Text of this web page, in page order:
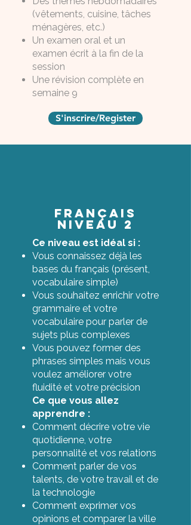
(vêtements, cuisine, tâches
ménagères, etc.)
Un examen oral et un
examen écrit à la fin de la
session
Une révision complète en
semaine 9
S'inscrire/Register
Français
niveau 2
Ce niveau est idéal si :
Vous connaissez déjà les
bases du français (présent,
vocabulaire simple)
Vous souhaitez enrichir votre
grammaire et votre
vocabulaire pour parler de
sujets plus complexes
Vous pouvez former des
phrases simples mais vous
voulez améliorer votre
fluidité et votre précision
Ce que vous allez
apprendre :
Comment décrire votre vie
quotidienne, votre
personnalité et vos relations
Comment parler de vos
talents, de votre travail et de
la technologie
Comment exprimer vos
opinions et comparer la ville